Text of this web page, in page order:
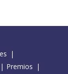
Premios